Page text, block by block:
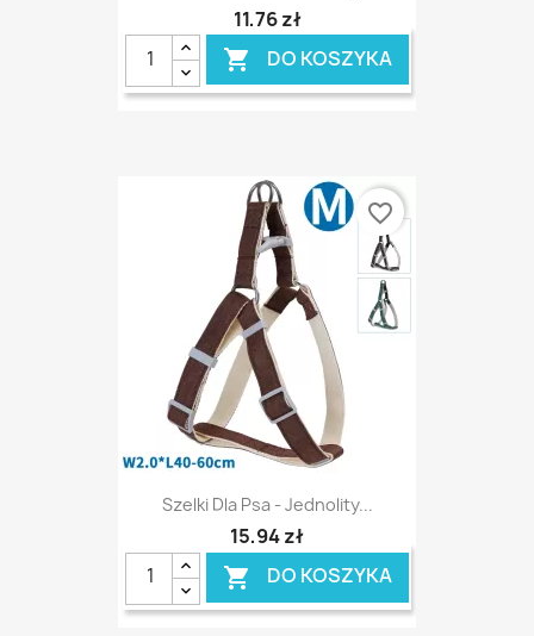
11,76 zł
 DO KOSZYKA
Szelki Dla Psa - Jednolity...
15,94 zł
 DO KOSZYKA
favorite_border